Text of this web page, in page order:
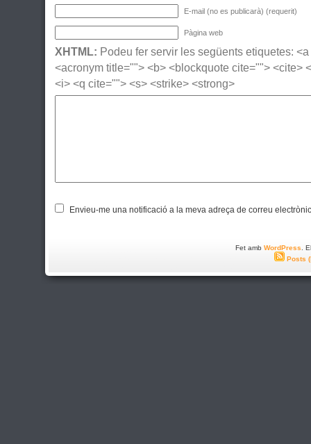
E-mail (no es publicarà) (requerit)
Pàgina web
XHTML: Podeu fer servir les següents etiquetes:
<acronym title=""> <b> <blockquote cite=""> <cite>
<i> <q cite=""> <s> <strike> <strong>
Envieu-me una notificació a la meva adreça de correu
Fet amb WordPress .
Posts